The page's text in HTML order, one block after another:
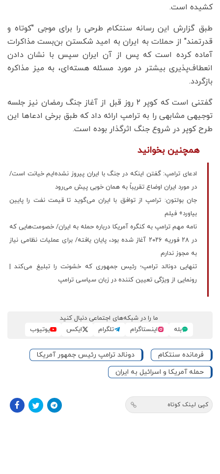
کشیده است.
طبق گزارش این رسانه سنتکام طرحی را برای موجی "کوتاه و
قدرتمند" از حملات به ایران به امید شکستن بن‌بست مذاکرات
آماده کرده است که پس از آن ایران سپس با نشان دادن
انعطاف‌پذیری بیشتر در مورد مسئله هسته‌ای، به میز مذاکره
بازگردد.
گفتنی است که کوپر ۲ روز قبل از آغاز جنگ رمضان نیز جلسه
توجیهی مشابهی را به ترامپ ارائه داد که طبق برخی ادعاها این
طرح کوپر در شروع جنگ اثرگذار بوده است.
همچنین بخوانید
ادعای ترامپ: گفتن اینکه در جنگ با ایران پیروز نشده‌ایم خیانت است/
در مورد ایران اوضاع تقریباً به همان خوبی پیش می‌رود
جان بولتون: ترامپ از توافق با ایران می‌گوید تا قیمت نفت را پایین
بیاورد+ فیلم
نامه مهم ترامپ به کنگره آمریکا درباره حمله به ایران/ خصومت‌هایی که
در ۲۸ فوریه ۲۰۲۶ آغاز شده بود، پایان یافته/ برای عملیات نظامی نیاز
به مجوز ندارم
تنهایی دونالد ترامپ؛ رئیس جمهوری که خشونت را تبلیغ می‌کند |
رونمایی از ویژگی‌ تعیین‌ کننده در زبان سیاسی ترامپ
ما را در شبکه‌های اجتماعی دنبال کنید
بله
اینستاگرام تلگرام ایکس یوتیوب
فرمانده سنتکام
دونالد ترامپ رئیس جمهور آمریکا
حمله آمریکا و اسرائیل به ایران
کپی لینک کوتاه